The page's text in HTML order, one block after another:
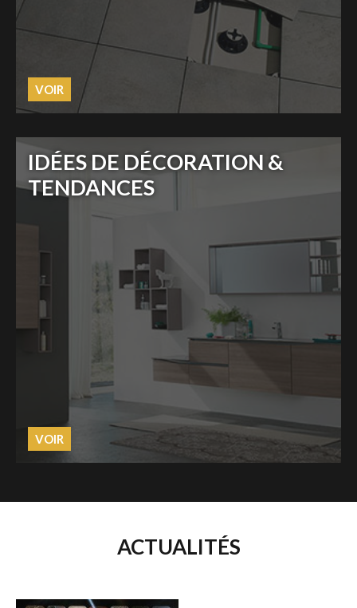
VOIR
IDÉES DE DÉCORATION &
TENDANCES
VOIR
ACTUALITÉS